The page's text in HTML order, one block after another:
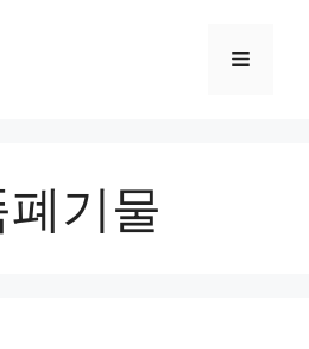
메
기물